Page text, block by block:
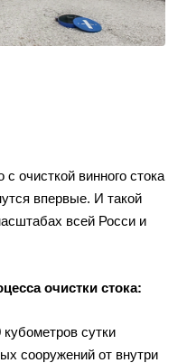
очисткой винного стока
впервые. И такой
всей Росси и
очистки стока:
сутки
сооружений от внутри